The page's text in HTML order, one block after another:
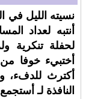
نسيته الليل في
أنتبه لعداد
لحفلة
أختبيء خوفا
أكترث للدفء،
النافذة لـ